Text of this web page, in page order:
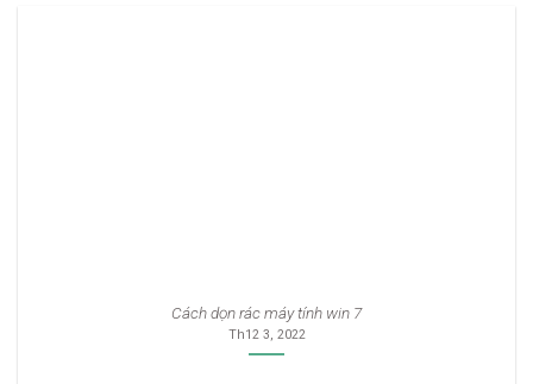
Cách dọn rác máy tính win 7
Th12 3, 2022